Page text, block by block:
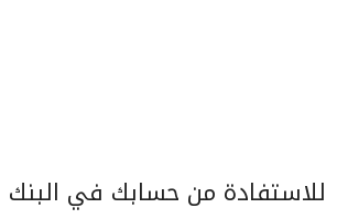
للاستفادة من حسابك في البنك